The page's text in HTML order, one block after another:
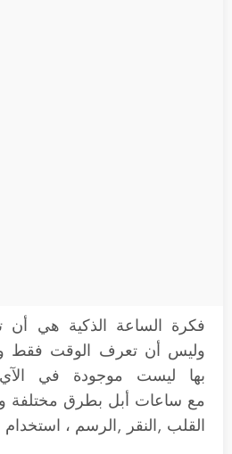
فكرة الساعة الذكية هي أن
وليس أن تعرف الوقت فقط
بها ليست موجودة في
مع ساعات أبل بطرق مختلفة
القلب ,النقر ,الرسم ،